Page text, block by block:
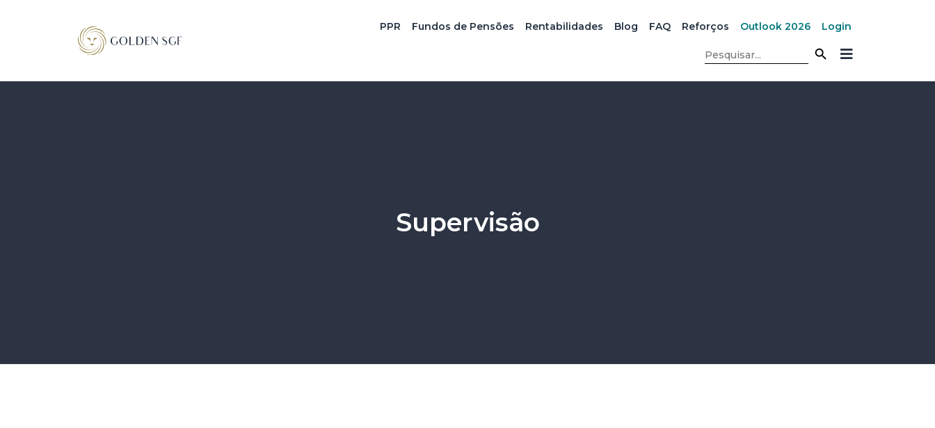
PPR Fundos de Pensões Rentabilidades Blog FAQ Reforços Outlook 2026
Login
Search
for:
Supervisão